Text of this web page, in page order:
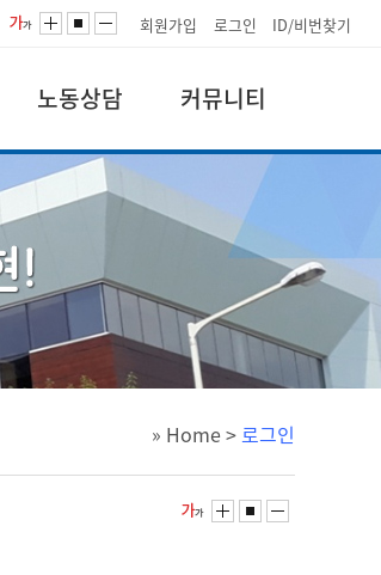
회원가입 로그인 ID/비번찾기
노동상담 커뮤니티
» Home>로그인